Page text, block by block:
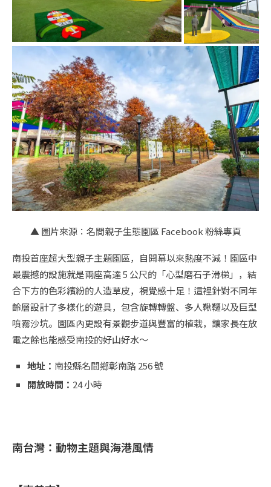
▲ 圖片來源：名間親子生態園區 Facebook 粉絲專頁
南投首座超大型親子主題園區，自開幕以來熱度不減！園區中
最震撼的設施就是兩座高達 5 公尺的「心型磨石子滑梯」，結
合下方的色彩繽紛的人造草皮，視覺感十足！這裡針對不同年
齡層設計了多樣化的遊具，包含旋轉轉盤、多人鞦韆以及巨型
噴霧沙坑。園區內更設有景觀步道與豐富的植栽，讓家長在放
電之餘也能感受南投的好山好水～
地址： 南投縣名間鄉彰南路 256 號
開放時間： 24 小時
南台灣：動物主題與海港風情